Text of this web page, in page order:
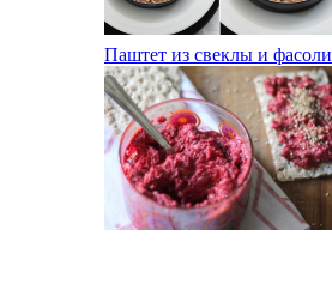
Паштет из свеклы и фасоли